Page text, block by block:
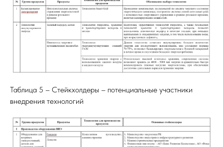
Таблица 5 – Стейкхолдеры – потенциальные участники
внедрения технологий